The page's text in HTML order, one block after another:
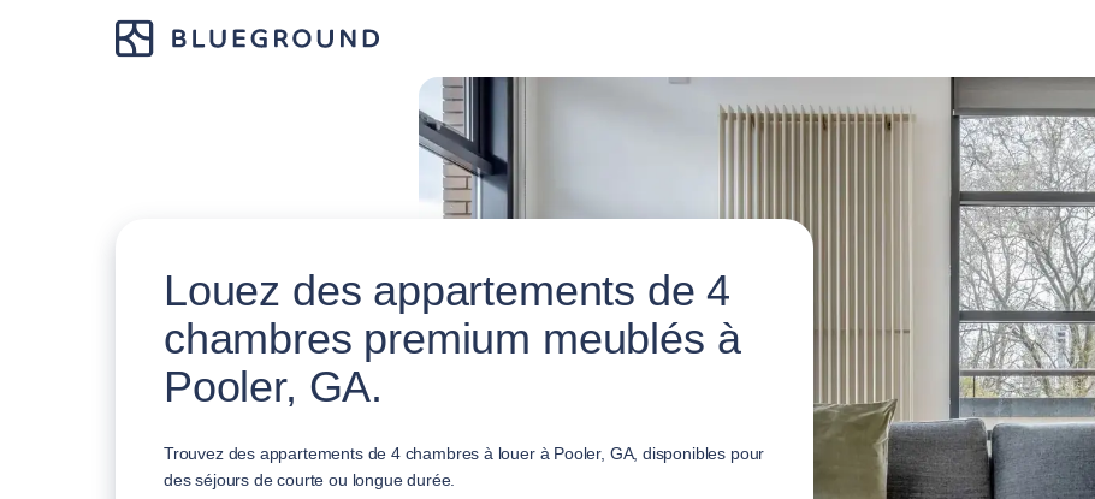
Louez des appartements de 4
chambres premium meublés à
Pooler, GA.
Trouvez des appartements de 4 chambres à louer à Pooler, GA, disponibles pour
des séjours de courte ou longue durée.